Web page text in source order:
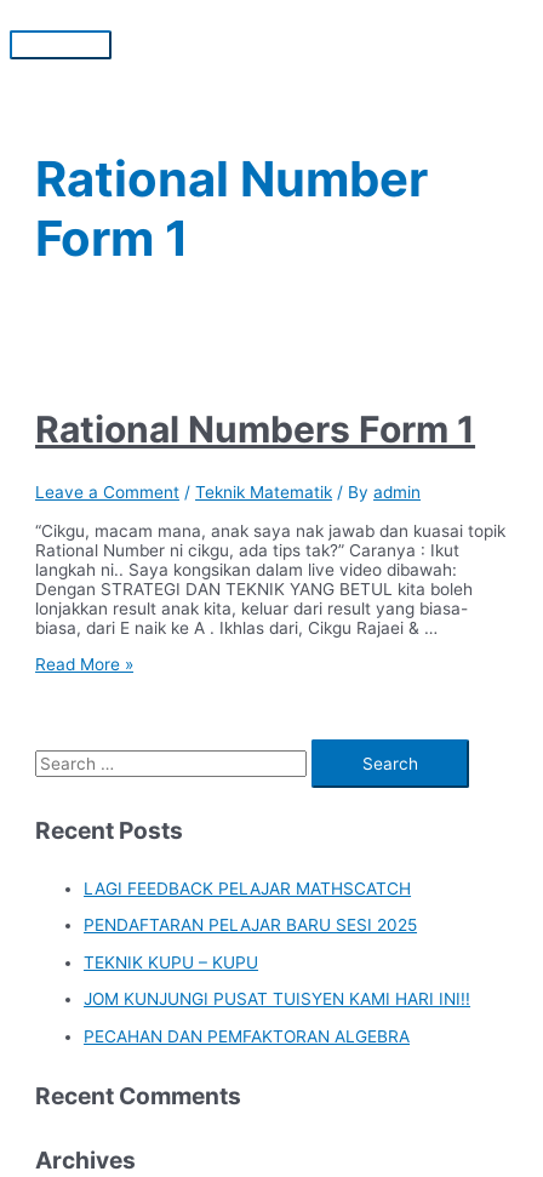
to
contentMain
Rational Number
Form 1
Rational Numbers Form 1
Leave a Comment /Teknik Matematik / Byadmin
“Cikgu, macam mana, anak saya nak jawab dan kuasai topik
Rational Number ni cikgu, ada tips tak?” Caranya : Ikut
langkah ni.. Saya kongsikan dalam live video dibawah:
Dengan STRATEGI DAN TEKNIK YANG BETUL kita boleh
lonjakkan result anak kita, keluar dari result yang biasa-
biasa, dari E naik ke A . Ikhlas dari, Cikgu Rajaei & …
Rational
Read More »
S
a
Recent Posts
LAGI FEEDBACK PELAJAR MATHSCATCH
PENDAFTARAN PELAJAR BARU SESI 2025
TEKNIK KUPU – KUPU
JOM KUNJUNGI PUSAT TUISYEN KAMI HARI INI!!
PECAHAN DAN PEMFAKTORAN ALGEBRA
Recent Comments
Archives